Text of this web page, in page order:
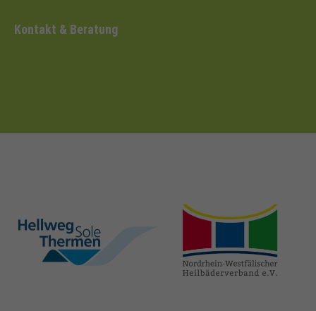
Kontakt & Beratung
hellweg-sole-
thermen.de
heilbaeder.de